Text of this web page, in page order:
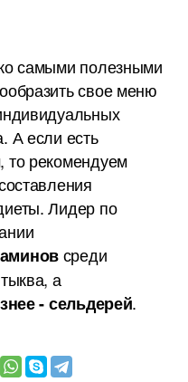
самыми полезными
свое меню
А если есть
то рекомендуем
Лидер по
среди
а
- сельдерей.